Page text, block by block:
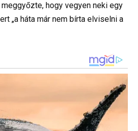
hogy vegyen neki egy
„a háta már nem bírta elviselni a